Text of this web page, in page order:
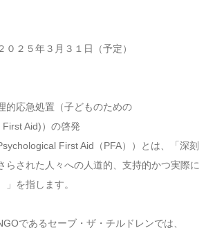
０２５年３月３１日（予定）
応急処置（子どものための
Aid)）の啓発
First Aid（PFA））とは、「深刻
らされた人々への人道的、支持的かつ実際に
を指します。
であるセーブ・ザ・チルドレンでは、